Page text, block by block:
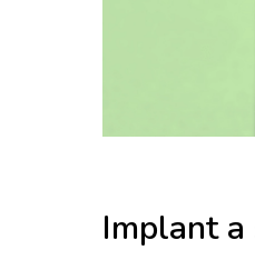
Implant a